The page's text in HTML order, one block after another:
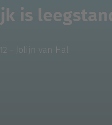
is
- Jolijn van Hal